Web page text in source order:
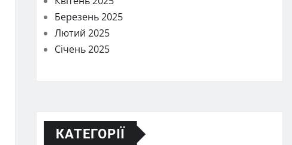
Березень 2025
Лютий 2025
Січень 2025
КАТЕГОРІЇ